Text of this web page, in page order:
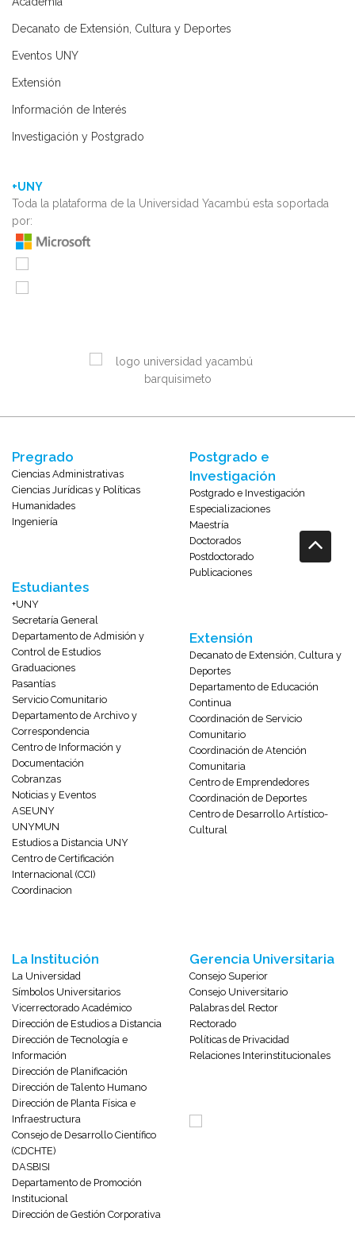
Decanato de Extensión, Cultura y Deportes
Eventos UNY
Extensión
Información de Interés
Investigación y Postgrado
+UNY
Toda la plataforma de la Universidad Yacambú esta soportada
por:
Pregrado
Ciencias Administrativas
Ciencias Jurídicas y Políticas
Humanidades
Ingeniería
Estudiantes
+UNY
Secretaría General
Departamento de Admisión y
Control de Estudios
Graduaciones
Pasantías
Servicio Comunitario
Departamento de Archivo y
Correspondencia
Centro de Información y
Documentación
Cobranzas
Noticias y Eventos
ASEUNY
UNYMUN
Estudios a Distancia UNY
Centro de Certificación
Internacional (CCI)
Coordinacion
Postgrado e
Investigación
Postgrado e Investigación
Especializaciones
Maestría
Doctorados
Postdoctorado
Publicaciones
Extensión
Decanato de Extensión, Cultura y
Deportes
Departamento de Educación
Continua
Coordinación de Servicio
Comunitario
Coordinación de Atención
Comunitaria
Centro de Emprendedores
Coordinación de Deportes
Centro de Desarrollo Artístico-
Cultural
La Institución
La Universidad
Símbolos Universitarios
Vicerrectorado Académico
Dirección de Estudios a Distancia
Dirección de Tecnología e
Información
Dirección de Planificación
Dirección de Talento Humano
Dirección de Planta Física e
Infraestructura
Consejo de Desarrollo Científico
(CDCHTE)
DASBISI
Departamento de Promoción
Institucional
Dirección de Gestión Corporativa
Gerencia Universitaria
Consejo Superior
Consejo Universitario
Palabras del Rector
Rectorado
Políticas de Privacidad
Relaciones Interinstitucionales